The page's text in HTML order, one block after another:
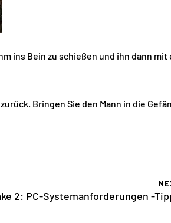
ins Bein zu schießen und ihn dann mit
Bringen Sie den Mann in die
2: PC-Systemanforderungen -